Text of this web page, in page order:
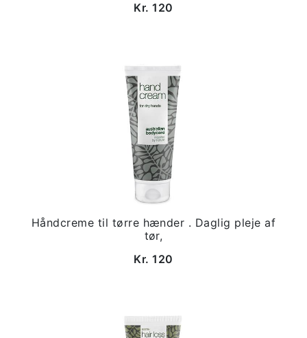
Kr. 120
Håndcreme til tørre hænder . Daglig pleje af
tør,
Kr. 120